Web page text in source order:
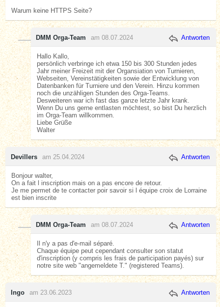
Warum keine HTTPS Seite?
DMM Orga-Team am 08.07.2024 Antworten
Hallo Kallo,
persönlich verbringe ich etwa 150 bis 300 Stunden jedes
Jahr meiner Freizeit mit der Organsiation von Turnieren,
Webseiten, Vereinstätigkeiten sowie der Entwicklung von
Datenbanken für Turniere und den Verein. Hinzu kommen
noch die unzähligen Stunden des Orga-Teams.
Desweiteren war ich fast das ganze letzte Jahr krank.
Wenn Du uns gerne entlasten möchtest, so bist Du herzlich
im Orga-Team willkommen.
Liebe Grüße
Walter
Devillers am 25.04.2024 Antworten
Bonjour walter,
On a fait l inscription mais on a pas encore de retour.
Je me permet de te contacter poir savoir si l équipe croix de Lorraine
est bien inscrite
DMM Orga-Team am 08.07.2024 Antworten
Il n'y a pas d'e-mail séparé.
Chaque équipe peut cependant consulter son statut
d'inscription (y compris les frais de participation payés) sur
notre site web "angemeldete T." (registered Teams).
Ingo am 23.06.2023 Antworten